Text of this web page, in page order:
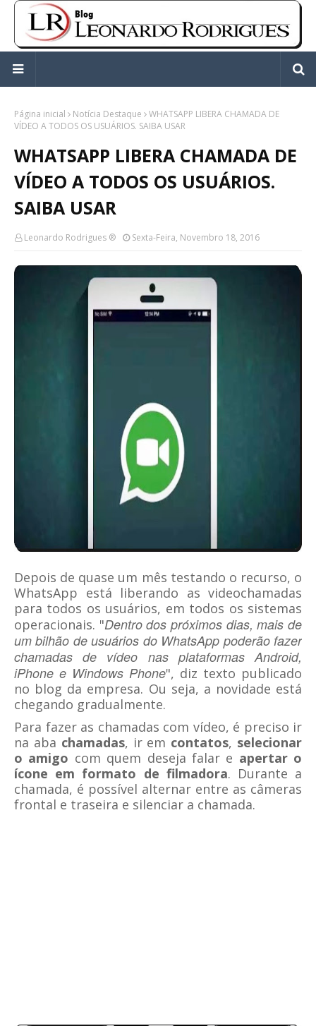
Página inicial Notícia Destaque
WHATSAPP LIBERA CHAMADA DE
VÍDEO A TODOS OS USUÁRIOS. SAIBA USAR
WHATSAPP LIBERA CHAMADA DE
VÍDEO A TODOS OS USUÁRIOS.
SAIBA USAR
Leonardo Rodrigues ® Sexta-Feira, Novembro 18, 2016
Depois de quase um mês testando o recurso, o
WhatsApp está liberando as videochamadas
para todos os usuários, em todos os sistemas
operacionais. "Dentro dos próximos dias, mais de
um bilhão de usuários do WhatsApp poderão fazer
chamadas de vídeo nas plataformas Android,
iPhone e Windows Phone", diz texto publicado
no blog da empresa. Ou seja, a novidade está
chegando gradualmente.
Para fazer as chamadas com vídeo, é preciso ir
na aba chamadas, ir em contatos, selecionar
o amigo com quem deseja falar e apertar o
ícone em formato de filmadora. Durante a
chamada, é possível alternar entre as câmeras
frontal e traseira e silenciar a chamada.